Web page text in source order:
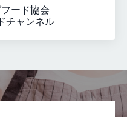
ード協会
チャンネル